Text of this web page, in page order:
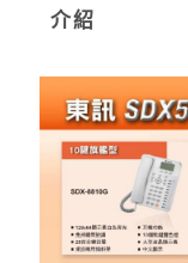
介紹